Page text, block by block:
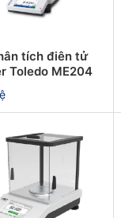
tích điên tử
Toledo ME204